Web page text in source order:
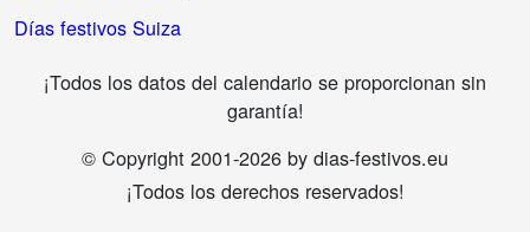
Días festivos Suiza
¡Todos los datos del calendario se proporcionan sin
garantía!
© Copyright 2001-2026 by dias-festivos.eu
¡Todos los derechos reservados!